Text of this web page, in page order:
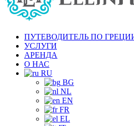
ПУТЕВОДИТЕЛЬ ПО
УСЛУГИ
АРЕНДА
О НАС
RU
BG
NL
EN
FR
EL